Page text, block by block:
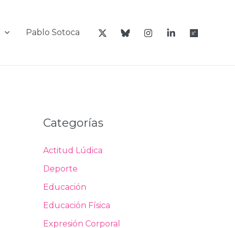
Pablo Sotoca
Categorías
Actitud Lúdica
Deporte
Educación
Educación Física
Expresión Corporal